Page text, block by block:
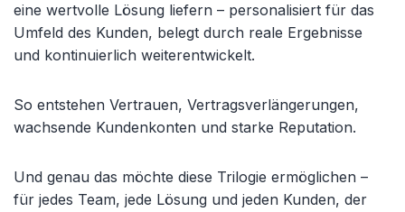
eine wertvolle Lösung liefern – personalisiert für das
Umfeld des Kunden, belegt durch reale Ergebnisse
und kontinuierlich weiterentwickelt.
So entstehen Vertrauen, Vertragsverlängerungen,
wachsende Kundenkonten und starke Reputation.
Und genau das möchte diese Trilogie ermöglichen –
für jedes Team, jede Lösung und jeden Kunden, der